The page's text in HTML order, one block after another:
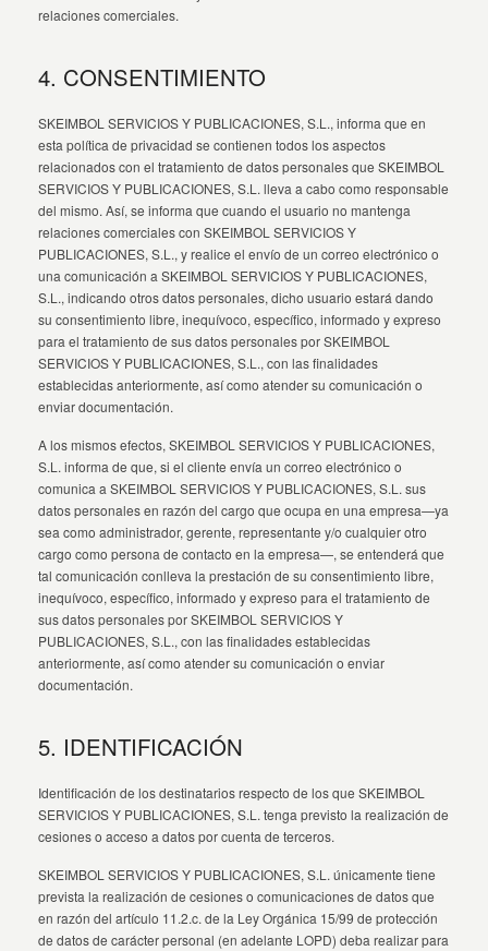
relaciones comerciales.
4. CONSENTIMIENTO
SKEIMBOL SERVICIOS Y PUBLICACIONES, S.L., informa que en
esta política de privacidad se contienen todos los aspectos
relacionados con el tratamiento de datos personales que SKEIMBOL
SERVICIOS Y PUBLICACIONES, S.L. lleva a cabo como responsable
del mismo. Así, se informa que cuando el usuario no mantenga
relaciones comerciales con SKEIMBOL SERVICIOS Y
PUBLICACIONES, S.L., y realice el envío de un correo electrónico o
una comunicación a SKEIMBOL SERVICIOS Y PUBLICACIONES,
S.L., indicando otros datos personales, dicho usuario estará dando
su consentimiento libre, inequívoco, específico, informado y expreso
para el tratamiento de sus datos personales por SKEIMBOL
SERVICIOS Y PUBLICACIONES, S.L., con las finalidades
establecidas anteriormente, así como atender su comunicación o
enviar documentación.
A los mismos efectos, SKEIMBOL SERVICIOS Y PUBLICACIONES,
S.L. informa de que, si el cliente envía un correo electrónico o
comunica a SKEIMBOL SERVICIOS Y PUBLICACIONES, S.L. sus
datos personales en razón del cargo que ocupa en una empresa—ya
sea como administrador, gerente, representante y/o cualquier otro
cargo como persona de contacto en la empresa—, se entenderá que
tal comunicación conlleva la prestación de su consentimiento libre,
inequívoco, específico, informado y expreso para el tratamiento de
sus datos personales por SKEIMBOL SERVICIOS Y
PUBLICACIONES, S.L., con las finalidades establecidas
anteriormente, así como atender su comunicación o enviar
documentación.
5. IDENTIFICACIÓN
Identificación de los destinatarios respecto de los que SKEIMBOL
SERVICIOS Y PUBLICACIONES, S.L. tenga previsto la realización de
cesiones o acceso a datos por cuenta de terceros.
SKEIMBOL SERVICIOS Y PUBLICACIONES, S.L. únicamente tiene
prevista la realización de cesiones o comunicaciones de datos que
en razón del artículo 11.2.c. de la Ley Orgánica 15/99 de protección
de datos de carácter personal (en adelante LOPD) deba realizar para